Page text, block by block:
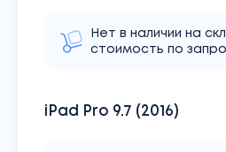
iPad Pro 9.7 (2016)
Нет в наличии на
стоимость по